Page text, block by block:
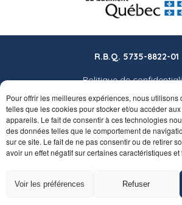
Pour offrir les meilleures expériences, nous utilisons
telles que les cookies pour stocker et/ou accéder
appareils. Le fait de consentir à ces technologies
des données telles que le comportement de
sur ce site. Le fait de ne pas consentir ou de retirer
avoir un effet négatif sur certaines caractéristiques et
Refuser
Voir les préférences
R.B.Q. 5735-8822-01
Politique de